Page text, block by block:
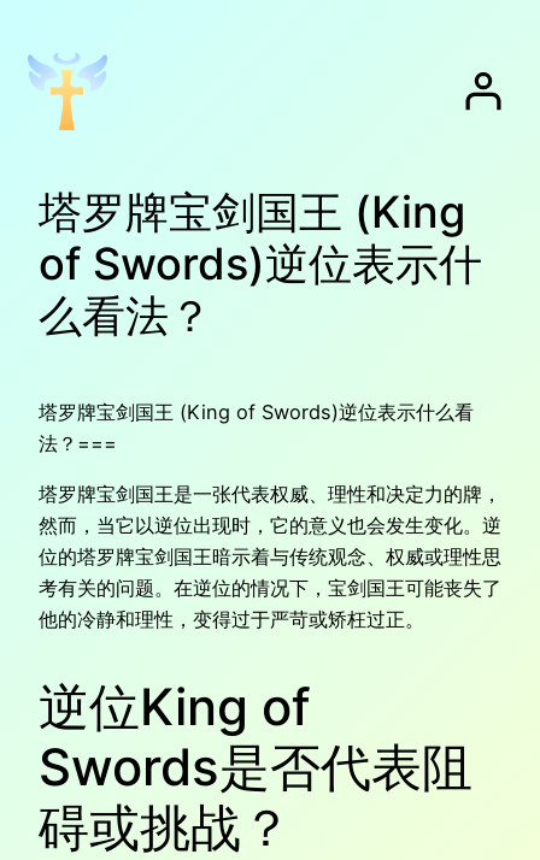
塔罗牌宝剑国王 (King
of Swords)逆位表示什
么看法？
塔罗牌宝剑国王 (King of Swords)逆位表示什么看
法？===
塔罗牌宝剑国王是一张代表权威、理性和决定力的牌，
然而，当它以逆位出现时，它的意义也会发生变化。逆
位的塔罗牌宝剑国王暗示着与传统观念、权威或理性思
考有关的问题。在逆位的情况下，宝剑国王可能丧失了
他的冷静和理性，变得过于严苛或矫枉过正。
逆位King of
Swords是否代表阻
碍或挑战？